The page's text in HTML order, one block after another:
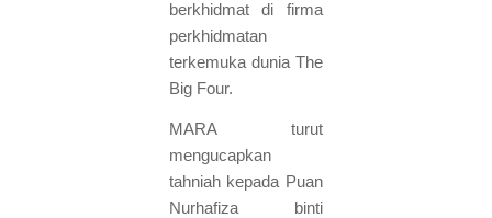
berkhidmat di firma
perkhidmatan
terkemuka dunia The
Big Four.
MARA turut
mengucapkan
tahniah kepada Puan
Nurhafiza binti